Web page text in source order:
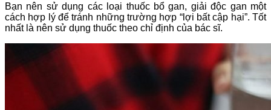
Bạn nên sử dụng các loại thuốc bổ gan, giải độc gan một
cách hợp lý để tránh những trường hợp “lợi bất cập hại”. Tốt
nhất là nên sử dụng thuốc theo chỉ định của bác sĩ.